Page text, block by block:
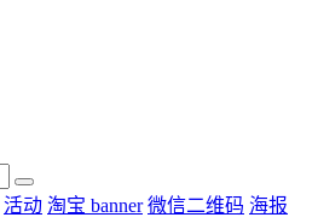
活动 淘宝 banner 微信二维码 海报